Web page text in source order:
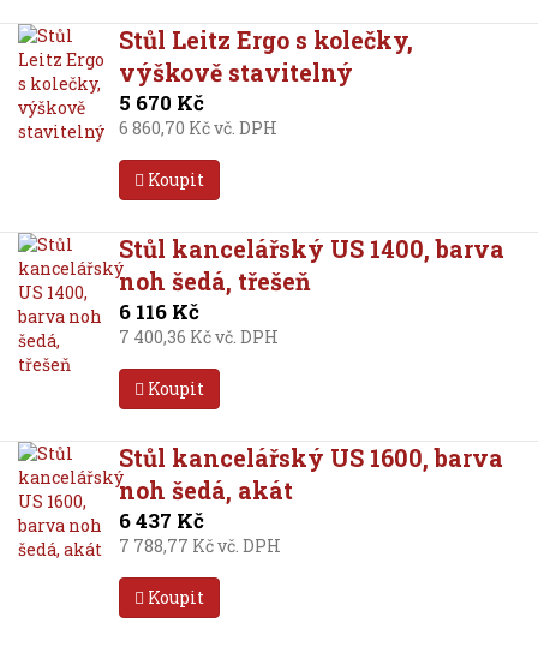
Stůl Leitz Ergo s kolečky,
výškově stavitelný
5 670 Kč
6 860,70 Kč vč. DPH
Koupit
Stůl kancelářský US 1400, barva
noh šedá, třešeň
6 116 Kč
7 400,36 Kč vč. DPH
Koupit
Stůl kancelářský US 1600, barva
noh šedá, akát
6 437 Kč
7 788,77 Kč vč. DPH
Koupit